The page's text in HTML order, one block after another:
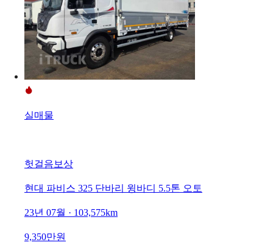
실매물
헛걸음보상
현대 파비스 325 단바리 윙바디 5.5톤 오토
23년 07월 · 103,575km
9,350만원